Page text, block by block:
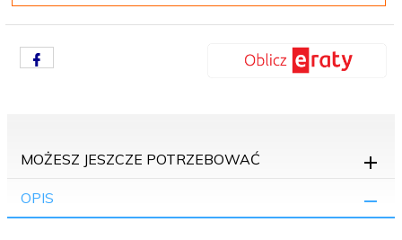
MOŻESZ JESZCZE POTRZEBOWAĆ
OPIS